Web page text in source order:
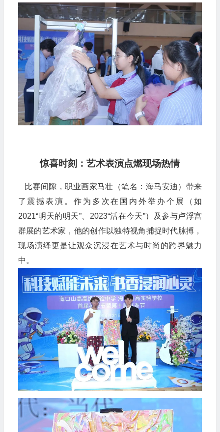
惊喜时刻：艺术表演点燃现场热情
比赛间隙，职业画家马壮（笔名：海马安迪）带来
了震撼表演。作为多次在国内外举办个展（如
2021“明天的明天”、2023“活在今天”）及参与卢浮宫
群展的艺术家，他的创作以独特视角捕捉时代脉搏，
现场演绎更是让观众沉浸在艺术与时尚的跨界魅力
中。